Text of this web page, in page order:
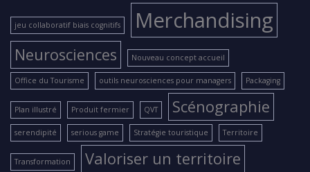
jeu collaboratif biais cognitifs Merchandising
Neurosciences Nouveau concept accueil
Office du Tourisme outils neurosciences pour managers Packaging
Plan illustré Produit fermier QVT Scénographie
serendipité serious game Stratégie touristique Territoire
Transformation Valoriser un territoire